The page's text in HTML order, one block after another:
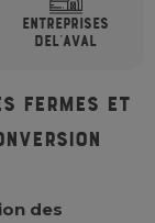
ENTREPRISES
DEL'AVAL
fermes et
des